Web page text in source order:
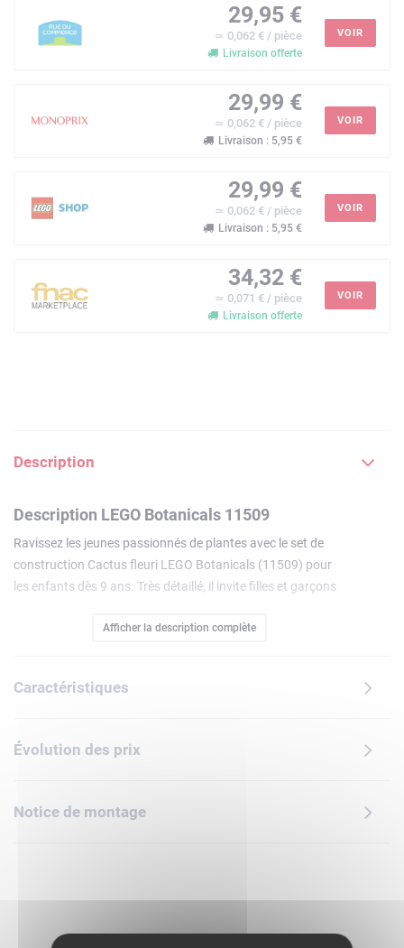
29,95 €
≃ 0,062 € / pièce
Livraison offerte
VOIR
29,99 €
≃ 0,062 € / pièce
Livraison : 5,95 €
VOIR
29,99 €
≃ 0,062 € / pièce
Livraison : 5,95 €
VOIR
34,32 €
≃ 0,071 € / pièce
Livraison offerte
VOIR
Description
Description LEGO Botanicals 11509
Ravissez les jeunes passionnés de plantes avec le set de
construction Cactus fleuri LEGO Botanicals (11509) pour
les enfants dès 9 ans. Très détaillé, il invite filles et garçons
cultivent leur créativité en construisant 2 cactus LEGO. Le
boutons floraux roses à différents stades. Les cactus sont
pastel. Ils constituent ainsi une décoration à exposer dans
une chambre ou dans la maison une fois la construction
pour un anniversaire ou une occasion spéciale, il ravira
également les amoureux de la nature de tous âges. Ce set
Afficher la description complète
Caractéristiques
Évolution des prix
Notice de montage